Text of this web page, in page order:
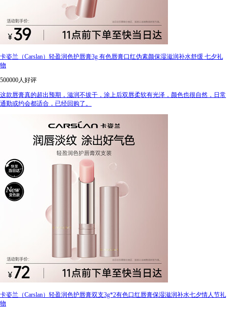
卡姿兰（Carslan）轻盈润色护唇膏3g 有色唇膏口红伪素颜保湿滋润补水舒缓 七夕礼
物
500000人好评
这款唇膏真的超出预期，滋润不拔干，涂上后双唇柔软有光泽，颜色也很自然，日常
通勤或约会都适合，已经回购了。
卡姿兰（Carslan）轻盈润色护唇膏双支3g*2有色口红唇膏保湿滋润补水七夕情人节礼
物